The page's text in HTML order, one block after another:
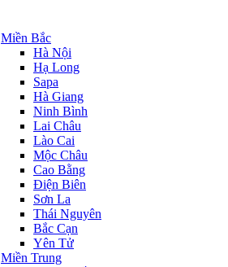
Miền Bắc
Hà Nội
Hạ Long
Sapa
Hà Giang
Ninh Bình
Lai Châu
Lào Cai
Mộc Châu
Cao Bằng
Điện Biên
Sơn La
Thái Nguyên
Bắc Cạn
Yên Tử
Miền Trung